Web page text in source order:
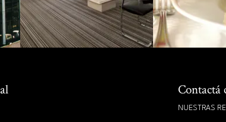
Contactá
NUESTRAS